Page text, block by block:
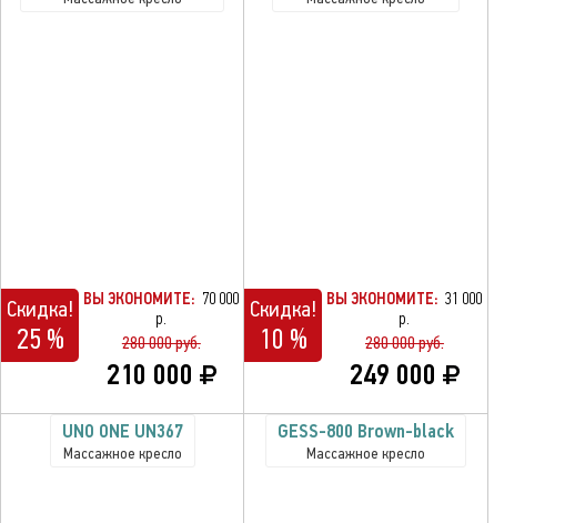
Скидка!
25 %
ВЫ ЭКОНОМИТЕ: 70 000
р.
280 000 руб.
210 000
Скидка!
10 %
ВЫ ЭКОНОМИТЕ: 31 000
р.
280 000 руб.
249 000
UNO ONE UN367
Массажное кресло
GESS-800 Brown-black
Массажное кресло